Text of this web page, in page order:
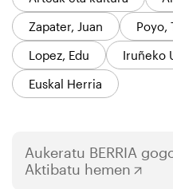
Zapater, Juan
Poyo,
Lopez, Edu
Iruñeko
Euskal Herria
Aukeratu BERRIA
Aktibatu hemen